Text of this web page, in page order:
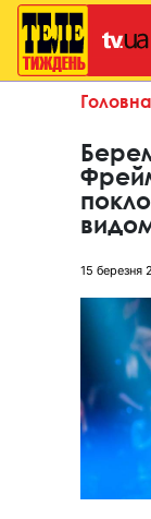
Головна
15 березня